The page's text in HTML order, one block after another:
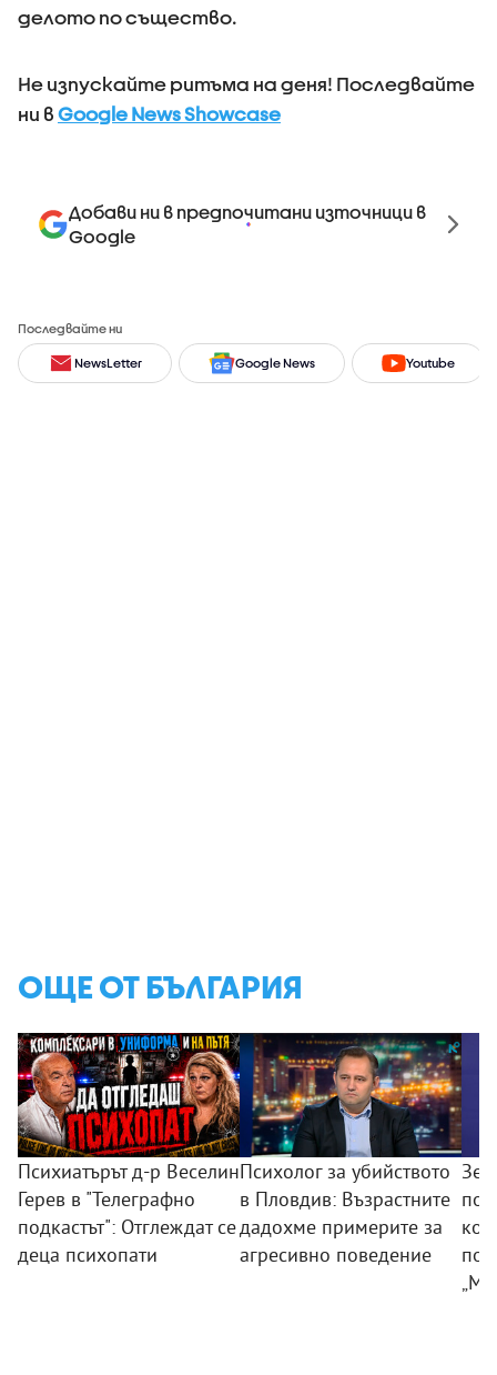
делото по същество.
Не изпускайте ритъма на деня! Последвайте
ни в Google News Showcase
Добави ни в предпочитани източници в
Google
Последвайте ни
NewsLetter Google News Youtube
ОЩЕ ОТ БЪЛГАРИЯ
Психиатърът д-р Веселин
Герев в "Телеграфно
подкастът": Отглеждат се
деца психопати
Психолог за убийството
в Пловдив: Възрастните
дадохме примерите за
агресивно поведение